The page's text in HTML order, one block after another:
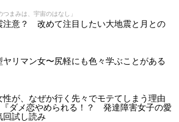
まみは、宇宙のはなし」
注意？ 改めて注目したい大地震と月との
ヤリマン女〜尻軽にも色々学ぶことがある
性が、なぜか行く先々でモテてしまう理由
ダメ恋やめられる！？ 発達障害女子の愛
回試し読み